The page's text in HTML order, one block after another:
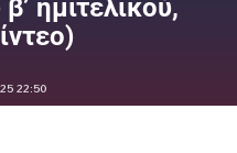
ημιτελικού,
22:50